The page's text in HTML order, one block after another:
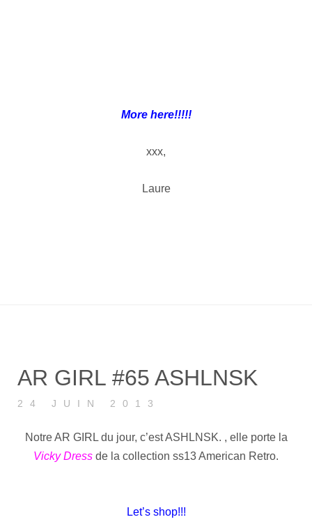
More here!!!!!
xxx,
Laure
AR GIRL #65 ASHLNSK
24 JUIN 2013
Notre AR GIRL du jour, c’est ASHLNSK. , elle porte la
Vicky Dress de la collection ss13 American Retro.
Let’s shop!!!